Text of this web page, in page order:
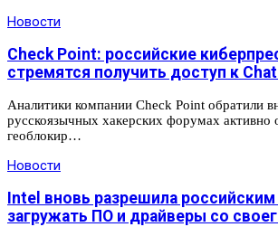
Новости
Check Point: российские
стремятся получить доступ к
Аналитики компании Check Point обратили
русскоязычных хакерских форумах активно
геоблокир…
Новости
Intel вновь разрешила
загружать ПО и драйверы со